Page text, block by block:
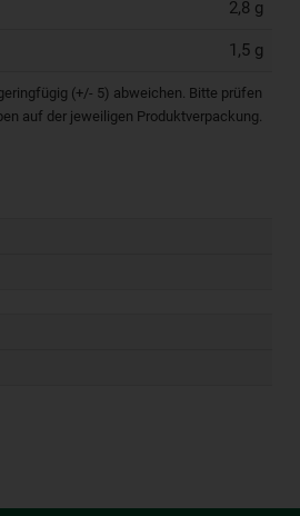
2,8 g
1,5 g
(+/- 5) abweichen. Bitte prüfen
auf der jeweiligen Produktverpackung.